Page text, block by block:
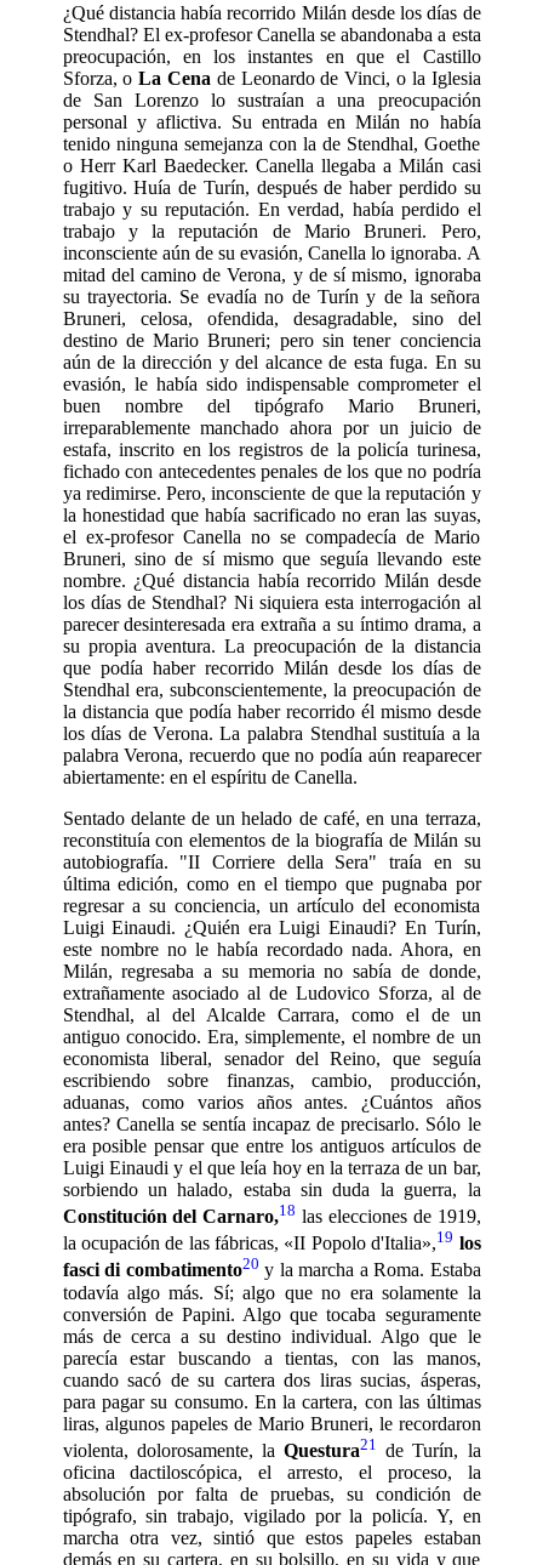
¿Qué distancia había recorrido Milán desde los días de
Stendhal? El ex-profesor Canella se abandonaba a esta
preocupación, en los instantes en que el Castillo
Sforza, oLa Cena de Leonardo de Vinci, o la Iglesia
de San Lorenzo lo sustraían a una preocupación
personal y aflictiva. Su entrada en Milán no había
tenido ninguna semejanza con la de Stendhal, Goethe
o Herr Karl Baedecker. Canella llegaba a Milán casi
fugitivo. Huía de Turín, después de haber perdido su
trabajo y su reputación. En verdad, había perdido el
trabajo y la reputación de Mario Bruneri. Pero,
inconsciente aún de su evasión, Canella lo ignoraba. A
mitad del camino de Verona, y de sí mismo, ignoraba
su trayectoria. Se evadía no de Turín y de la señora
Bruneri, celosa, ofendida, desagradable, sino del
destino de Mario Bruneri; pero sin tener conciencia
aún de la dirección y del alcance de esta fuga. En su
evasión, le había sido indispensable comprometer el
buen nombre del tipógrafo Mario Bruneri,
irreparablemente manchado ahora por un juicio de
estafa, inscrito en los registros de la policía turinesa,
fichado con antecedentes penales de los que no podría
ya redimirse. Pero, inconsciente de que la reputación y
la honestidad que había sacrificado no eran las suyas,
el ex-profesor Canella no se compadecía de Mario
Bruneri, sino de sí mismo que seguía llevando este
nombre. ¿Qué distancia había recorrido Milán desde
los días de Stendhal? Ni siquiera esta interrogación al
parecer desinteresada era extraña a su íntimo drama, a
su propia aventura. La preocupación de la distancia
que podía haber recorrido Milán desde los días de
Stendhal era, subconscientemente, la preocupación de
la distancia que podía haber recorrido él mismo desde
los días de Verona. La palabra Stendhal sustituía a la
palabra Verona, recuerdo que no podía aún reaparecer
abiertamente: en el espíritu de Canella.
Sentado delante de un helado de café, en una terraza,
reconstituía con elementos de la biografía de Milán su
autobiografía. "II Corriere della Sera" traía en su
última edición, como en el tiempo que pugnaba por
regresar a su conciencia, un artículo del economista
Luigi Einaudi. ¿Quién era Luigi Einaudi? En Turín,
este nombre no le había recordado nada. Ahora, en
Milán, regresaba a su memoria no sabía de donde,
extrañamente asociado al de Ludovico Sforza, al de
Stendhal, al del Alcalde Carrara, como el de un
antiguo conocido. Era, simplemente, el nombre de un
economista liberal, senador del Reino, que seguía
escribiendo sobre finanzas, cambio, producción,
aduanas, como varios años antes. ¿Cuántos años
antes? Canella se sentía incapaz de precisarlo. Sólo le
era posible pensar que entre los antiguos artículos de
Luigi Einaudi y el que leía hoy en la terraza de un bar,
sorbiendo un halado, estaba sin duda la guerra, la
Constitución del Carnaro,18 las elecciones de 1919,
la ocupación de las fábricas, «II Popolo d'Italia»,19 los
fasci di combatimento20 y la marcha a Roma. Estaba
todavía algo más. Sí; algo que no era solamente la
conversión de Papini. Algo que tocaba seguramente
más de cerca a su destino individual. Algo que le
parecía estar buscando a tientas, con las manos,
cuando sacó de su cartera dos liras sucias, ásperas,
para pagar su consumo. En la cartera, con las últimas
liras, algunos papeles de Mario Bruneri, le recordaron
violenta, dolorosamente, la Questura21
de Turín, la
oficina dactiloscópica, el arresto, el proceso, la
absolución por falta de pruebas, su condición de
tipógrafo, sin trabajo, vigilado por la policía. Y, en
marcha otra vez, sintió que estos papeles estaban
demás en su cartera, en su bolsillo, en su vida y que